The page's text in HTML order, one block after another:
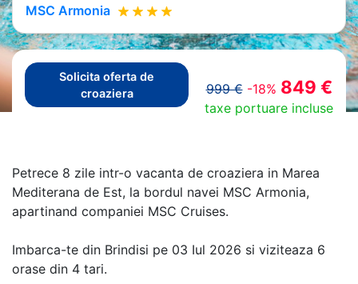
MSC Armonia
Solicita oferta de
croaziera
999 € -18% 849 €
taxe portuare incluse
Petrece 8 zile intr-o vacanta de croaziera in Marea
Mediterana de Est, la bordul navei MSC Armonia,
apartinand companiei MSC Cruises.
Imbarca-te din Brindisi pe 03 Iul 2026 si viziteaza 6
orase din 4 tari.